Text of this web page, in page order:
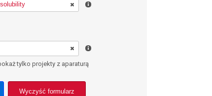
tylko projekty z aparaturą
Wyczyść formularz